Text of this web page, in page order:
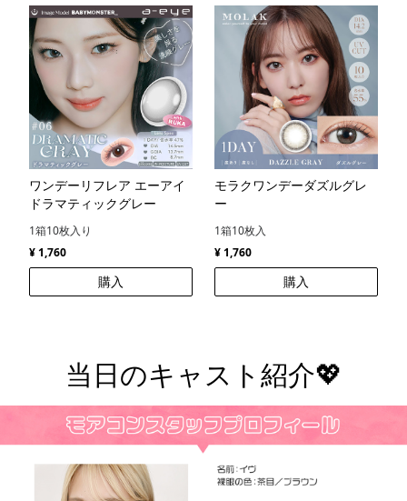
ワンデーリフレア エーアイ
ドラマティックグレー
1箱10枚入り
¥ 1,760
購入
モラクワンデーダズルグレ
ー
1箱10枚入
¥ 1,760
購入
当日のキャスト紹介💖